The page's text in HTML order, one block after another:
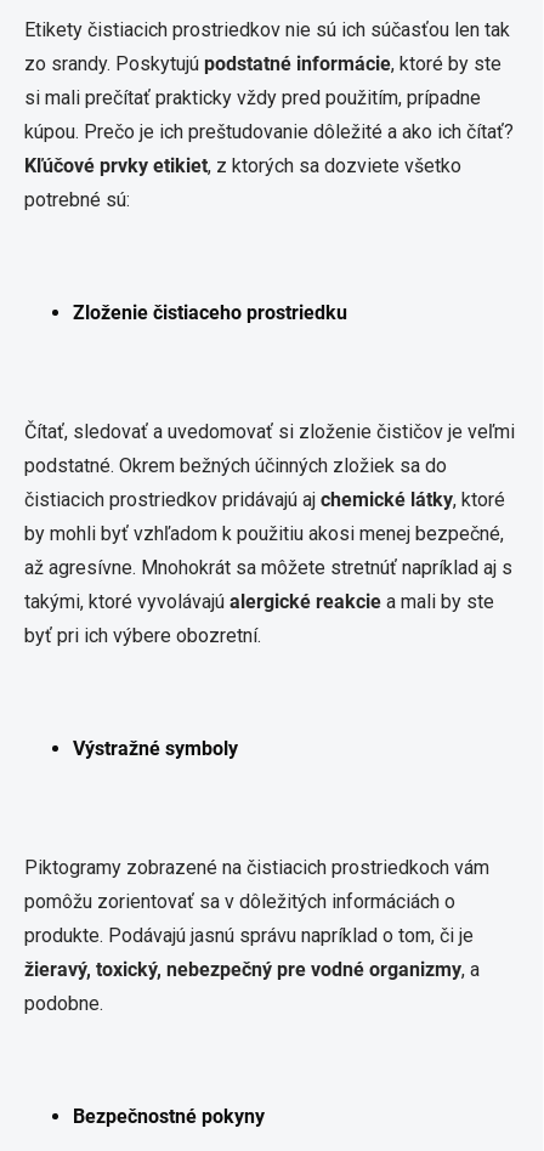
Etikety čistiacich prostriedkov nie sú ich súčasťou len tak
zo srandy. Poskytujú podstatné informácie, ktoré by ste
si mali prečítať prakticky vždy pred použitím, prípadne
kúpou. Prečo je ich preštudovanie dôležité a ako ich čítať?
Kľúčové prvky etikiet, z ktorých sa dozviete všetko
potrebné sú:
Zloženie čistiaceho prostriedku
Čítať, sledovať a uvedomovať si zloženie čističov je veľmi
podstatné. Okrem bežných účinných zložiek sa do
čistiacich prostriedkov pridávajú aj chemické látky, ktoré
by mohli byť vzhľadom k použitiu akosi menej bezpečné,
až agresívne. Mnohokrát sa môžete stretnúť napríklad aj s
takými, ktoré vyvolávajú alergické reakcie a mali by ste
byť pri ich výbere obozretní.
Výstražné symboly
Piktogramy zobrazené na čistiacich prostriedkoch vám
pomôžu zorientovať sa v dôležitých informáciách o
produkte. Podávajú jasnú správu napríklad o tom, či je
žieravý, toxický, nebezpečný pre vodné organizmy, a
podobne.
Bezpečnostné pokyny